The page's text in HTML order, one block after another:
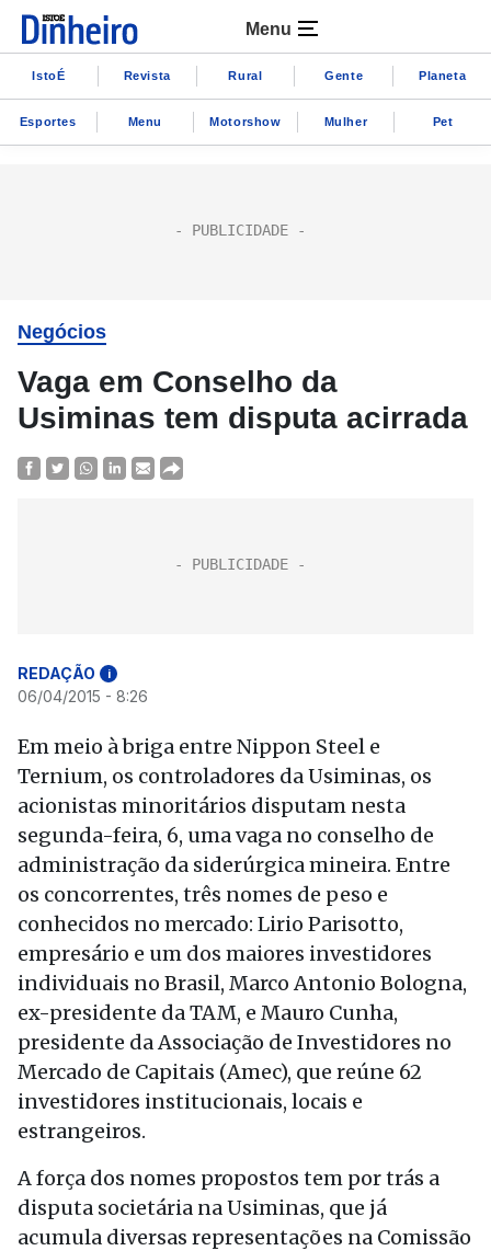
Menu
IstoÉ Revista Rural Gente Planeta
Esportes Menu Motorshow Mulher Pet
Negócios
Vaga em Conselho da
Usiminas tem disputa acirrada
REDAÇÃO i
06/04/2015 - 8:26
Em meio à briga entre Nippon Steel e
Ternium, os controladores da Usiminas, os
acionistas minoritários disputam nesta
segunda-feira, 6, uma vaga no conselho de
administração da siderúrgica mineira. Entre
os concorrentes, três nomes de peso e
conhecidos no mercado: Lirio Parisotto,
empresário e um dos maiores investidores
individuais no Brasil, Marco Antonio Bologna,
ex-presidente da TAM, e Mauro Cunha,
presidente da Associação de Investidores no
Mercado de Capitais (Amec), que reúne 62
investidores institucionais, locais e
estrangeiros.
A força dos nomes propostos tem por trás a
disputa societária na Usiminas, que já
acumula diversas representações na Comissão